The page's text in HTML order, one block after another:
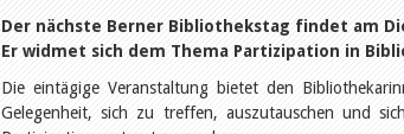
Der nächste Berner Bibliothekstag findet am
Er widmet sich dem Thema Partizipation in
Die eintägige Veranstaltung bietet den
Gelegenheit, sich zu treffen, auszutauschen und